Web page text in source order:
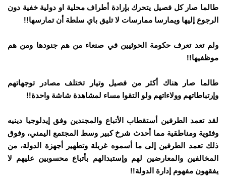
طالما صار كل فصيل يتحرك بإرادة أطراف محلية او دولية خفية دون
الرجوع إليها ويمارسا ممارسات لا تليق باي سلطة أن تمارسها!!‏‎
ولم تعد تعرف حكومة الحوثيين في صنعاء من هم جنودها ومن هم
موظفيها!!
طالما صار هناك أكثر من فصيل وتيار تختلف مصادر توجهاتهم
وإرتباطاتهم وولاءاتهم ولو التقوا مساء لمشاهدة شاشة واحدة!!
لقد تعمد الطرفين أستقطاب الأتباع والمجندين وفق إيدلوجيا دينيه
وفئوية ومناطقية مما أحدث شرخ كبير وسط المجتمع اليمني، وفوق
ذلك تعمد الطرفين إلى ما أسموه غربلة وتطهير أجهزة الدولة، من
المخالفين والمعارضين لهم وإستبدالهم بأتباع محسوبين عليهم لا
يفقهون مفهوم إدارة الدولة!!